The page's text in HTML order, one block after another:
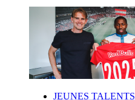
JEUNES TALENTS